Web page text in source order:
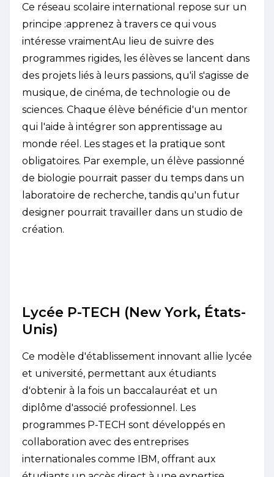
Ce réseau scolaire international repose sur un
principe :apprenez à travers ce qui vous
intéresse vraimentAu lieu de suivre des
programmes rigides, les élèves se lancent dans
des projets liés à leurs passions, qu'il s'agisse de
musique, de cinéma, de technologie ou de
sciences. Chaque élève bénéficie d'un mentor
qui l'aide à intégrer son apprentissage au
monde réel. Les stages et la pratique sont
obligatoires. Par exemple, un élève passionné
de biologie pourrait passer du temps dans un
laboratoire de recherche, tandis qu'un futur
designer pourrait travailler dans un studio de
création.
Lycée P-TECH (New York, États-
Unis)
Ce modèle d'établissement innovant allie lycée
et université, permettant aux étudiants
d'obtenir à la fois un baccalauréat et un
diplôme d'associé professionnel. Les
programmes P-TECH sont développés en
collaboration avec des entreprises
internationales comme IBM, offrant aux